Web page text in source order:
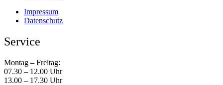
Impressum
Datenschutz
Service
Montag – Freitag:
07.30 – 12.00 Uhr
13.00 – 17.30 Uhr